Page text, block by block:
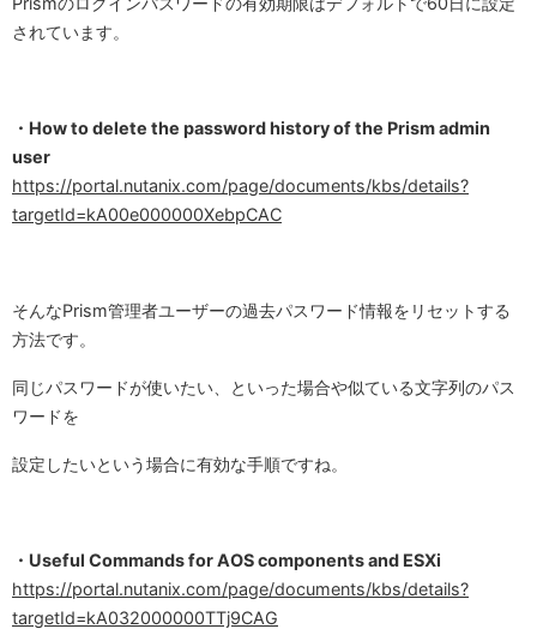
されています。
・How to delete the password history of the Prism admin
user
https://portal.nutanix.com/page/documents/kbs/details?
targetId=kA00e000000XebpCAC
そんなPrism管理者ユーザーの過去パスワード情報をリセットする
方法です。
同じパスワードが使いたい、といった場合や似ている文字列のパス
ワードを
設定したいという場合に有効な手順ですね。
・Useful Commands for AOS components and ESXi
https://portal.nutanix.com/page/documents/kbs/details?
targetId=kA032000000TTj9CAG